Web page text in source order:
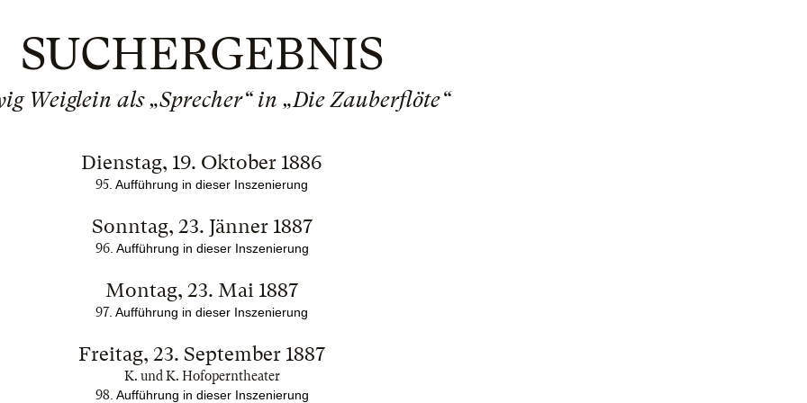
SUCHERGEBNIS
Weiglein als „Sprecher“ in „Die Zauberflöte“
Dienstag, 19. Oktober 1886
95 . Aufführung in dieser Inszenierung
Sonntag, 23. Jänner 1887
96. Aufführung in dieser Inszenierung
Montag, 23. Mai 1887
97 . Aufführung in dieser Inszenierung
Freitag, 23. September 1887
K. und K. Hofoperntheater
98. Aufführung in dieser Inszenierung